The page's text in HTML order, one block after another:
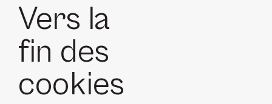
Vers la
fin des
cookies